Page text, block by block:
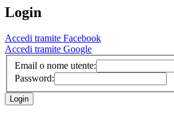
Login
Accedi tramite Facebook
Accedi tramite Google
Email o nome utente:
Password: